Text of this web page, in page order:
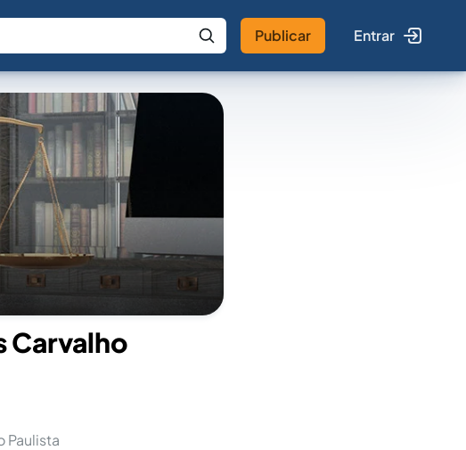
Fale com a IA Buscar no Jus
Publicar Entrar
Carvalho
Paulista